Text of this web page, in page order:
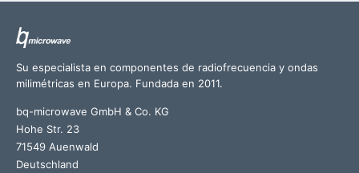
Su especialista en componentes de radiofrecuencia y ondas
milimétricas en Europa. Fundada en 2011.
bq-microwave GmbH & Co. KG
Hohe Str. 23
71549 Auenwald
Deutschland